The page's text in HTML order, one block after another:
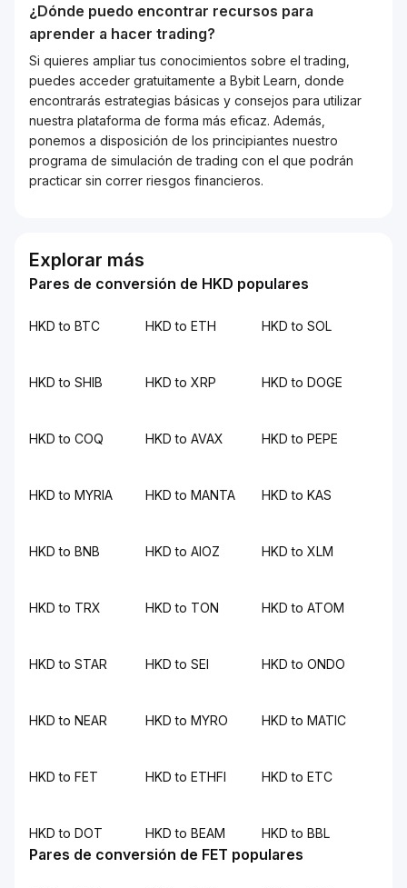
¿Dónde puedo encontrar recursos para
aprender a hacer trading?
Si quieres ampliar tus conocimientos sobre el trading,
puedes acceder gratuitamente a Bybit Learn, donde
encontrarás estrategias básicas y consejos para utilizar
nuestra plataforma de forma más eficaz. Además,
ponemos a disposición de los principiantes nuestro
programa de simulación de trading con el que podrán
practicar sin correr riesgos financieros.
Explorar más
Pares de conversión de HKD populares
HKD to BTC HKD to ETH HKD to SOL
HKD to SHIB HKD to XRP HKD to DOGE
HKD to COQ HKD to AVAX HKD to PEPE
HKD to MYRIA HKD to MANTA HKD to KAS
HKD to BNB HKD to AIOZ HKD to XLM
HKD to TRX HKD to TON HKD to ATOM
HKD to STAR HKD to SEI HKD to ONDO
HKD to NEAR HKD to MYRO HKD to MATIC
HKD to FET HKD to ETHFI HKD to ETC
HKD to DOT HKD to BEAM HKD to BBL
Pares de conversión de FET populares